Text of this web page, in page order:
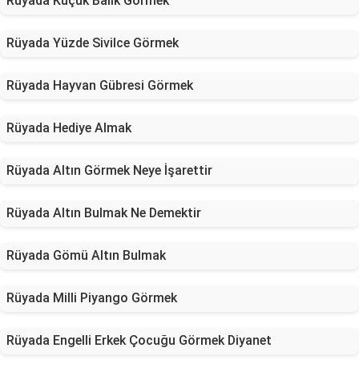
Rüyada Yüzde Sivilce Görmek
Rüyada Hayvan Gübresi Görmek
Rüyada Hediye Almak
Rüyada Altın Görmek Neye İşarettir
Rüyada Altın Bulmak Ne Demektir
Rüyada Gömü Altın Bulmak
Rüyada Milli Piyango Görmek
Rüyada Engelli Erkek Çocuğu Görmek Diyanet